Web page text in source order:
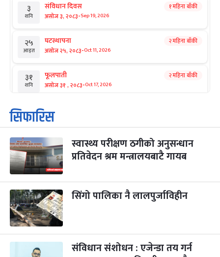
३
शनि
संविधान दिवस
असोज ३, २०८३-Sep 19, 2026
१ महिना बाँकी
२५
आइत
घटस्थापना
असोज २५, २०८३-Oct 11, 2026
२ महिना बाँकी
३१
शनि
फूलपाती
असोज ३१ , २०८३-Oct 17, 2026
२ महिना बाँकी
१
आइत
कार्तिक सङ्क्रान्ति
कार्तिक १, २०८३
३
मंगल
महानवमी
कार्तिक ३, २०८३-Oct 20, 2026
२ महिना बाँकी
४
बुध कार्तिक ४, २०८३- Oct 21, 2026
५
बिहि
पापा‌ङ्कुशा एकादशी व्रत
कार्तिक ५, २०८३
२२ कुकुर तिहार ३ महिना बाँकी
सिफारिस
स्वास्थ्य परीक्षण ठगीको अनुसन्धान
प्रतिवेदन श्रम मन्त्रालयबाटै गायब
सिंगो पालिका नै लालपुर्जाविहीन
संविधान संशोधन : एजेन्डा तय गर्न